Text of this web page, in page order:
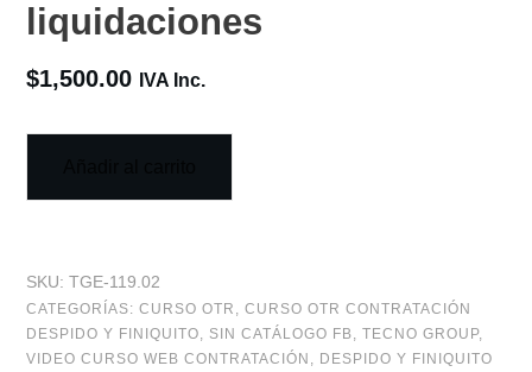
liquidaciones
$1,500.00 IVA Inc.
SKU: TGE-119.02
CATEGORÍAS: CURSO OTR , CURSO OTR CONTRATACIÓN
DESPIDO Y FINIQUITO, SIN CATÁLOGO FB, TECNO GROUP,
VIDEO CURSO WEB CONTRATACIÓN, DESPIDO Y FINIQUITO